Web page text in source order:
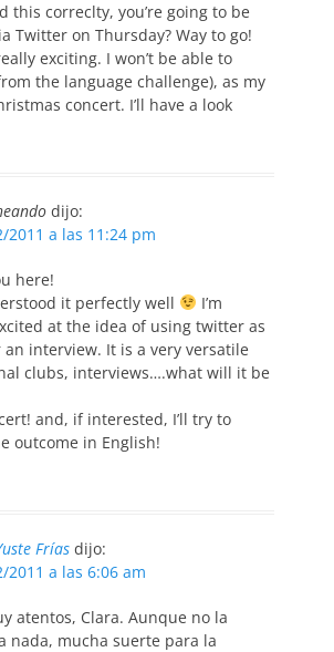
this correclty, you’re going to be
Twitter on Thursday? Way to go!
exciting. I won’t be able to
the language challenge), as my
concert. I’ll have a look
dijo:
2011 a las 11:24 pm
here!
it perfectly well
I’m
at the idea of using twitter as
interview. It is a very versatile
clubs, interviews….what will it be
and, if interested, I’ll try to
outcome in English!
Frías dijo:
2011 a las 6:06 am
atentos, Clara. Aunque no la
nada, mucha suerte para la